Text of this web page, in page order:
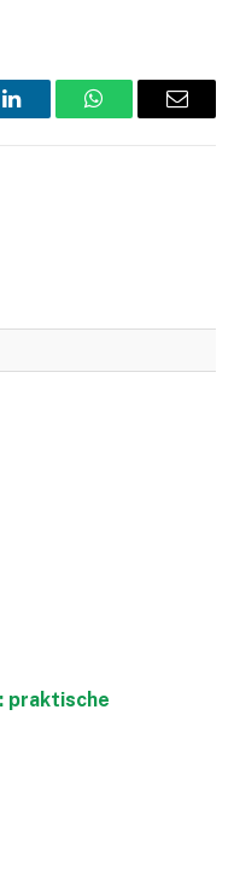
LinkedInWhatsAppEmail
praktische